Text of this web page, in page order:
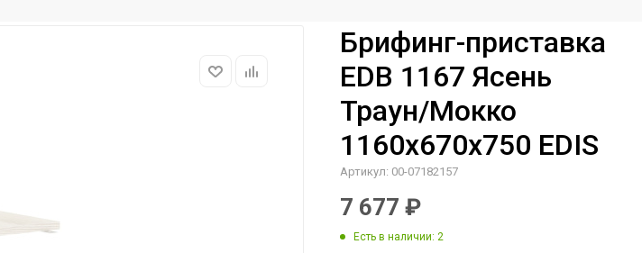
Брифинг-приставка
EDB 1167 Ясень
Траун/Мокко
1160х670х750 EDIS
Артикул: 00-07182157
7 677 ₽
Есть в наличии: 2